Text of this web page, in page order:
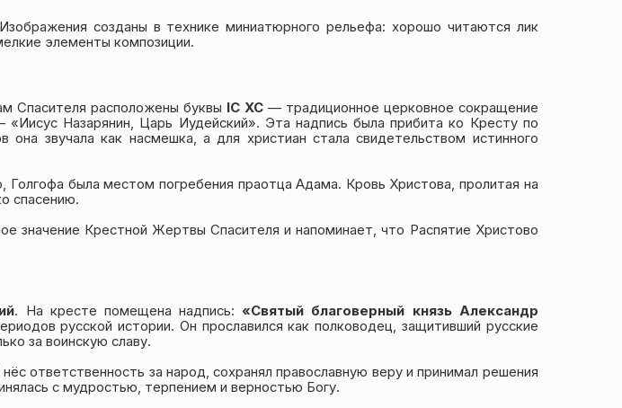
созданы в технике миниатюрного рельефа: хорошо читаются лик
элементы композиции.
Спасителя расположены буквы IC XC— традиционное церковное сокращение
Назарянин, Царь Иудейский». Эта надпись была прибита ко Кресту по
звучала как насмешка, а для христиан стала свидетельством истинного
была местом погребения праотца Адама. Кровь Христова, пролитая на
спасению.
значение Крестной Жертвы Спасителя и напоминает, что Распятие Христово
. На кресте помещена надпись:«Святый благоверный князь Александр
русской истории. Он прославился как полководец, защитивший русские
за воинскую славу.
ответственность за народ, сохранял православную веру и принимал решения
с мудростью, терпением и верностью Богу.